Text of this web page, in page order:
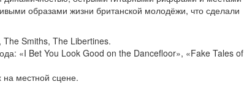
образами жизни британской молодёжи, что сделали
Smiths, The Libertines.
«I Bet You Look Good on the Dancefloor», «Fake Tales of
местной сцене.